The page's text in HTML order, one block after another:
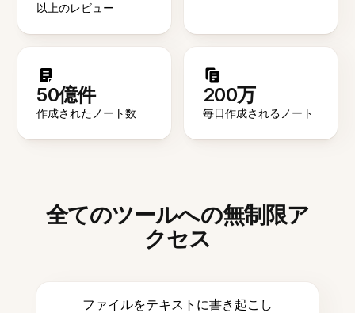
以上のレビュー
50億件
作成されたノート数
200万
毎日作成されるノート
全てのツールへの無制限ア
クセス
ファイルをテキストに書き起こし